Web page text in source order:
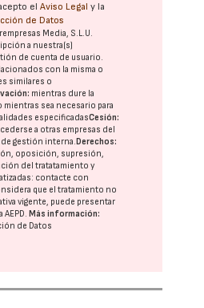
elAviso Legal y la
de Datos
Media, S.L.U.
a nuestra(s)
de cuenta de usuario.
con la misma o
similares o
mientras dure la
sea necesario para
especificadasCesión:
a otras empresas del
gestión interna. Derechos:
oposición, supresión,
del tratatamiento y
contacte con
que el tratamiento no
vigente, puede presentar
AEPD. Más información:
de Datos